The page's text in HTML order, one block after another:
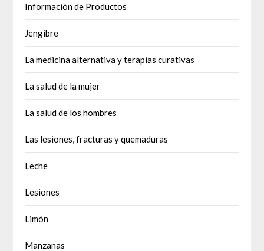
Información de Productos
Jengibre
La medicina alternativa y terapias curativas
La salud de la mujer
La salud de los hombres
Las lesiones, fracturas y quemaduras
Leche
Lesiones
Limón
Manzanas